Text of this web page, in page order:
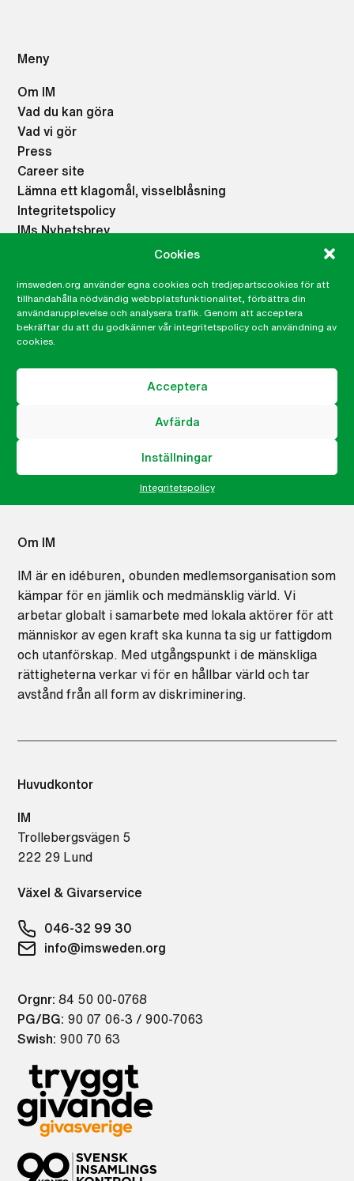
Cookies
imsweden.org använder egna cookies och tredjepartscookies för att
tillhandahålla nödvändig webbplatsfunktionalitet, förbättra din
användarupplevelse och analysera trafik. Genom att acceptera
bekräftar du att du godkänner vår integritetspolicy och användning av
cookies.
Acceptera
Avfärda
Inställningar
Integritetspolicy
Meny
Om IM
Vad du kan göra
Vad vi gör
Press
Career site
Lämna ett klagomål, visselblåsning
Integritetspolicy
IMs Nyhetsbrev
Våra lokalkontor
Lokalkontor Göteborg
LinkedIn
Om IM
IM är en idéburen, obunden medlemsorganisation som
kämpar för en jämlik och medmänsklig värld. Vi
arbetar globalt i samarbete med lokala aktörer för att
människor av egen kraft ska kunna ta sig ur fattigdom
och utanförskap. Med utgångspunkt i de mänskliga
rättigheterna verkar vi för en hållbar värld och tar
avstånd från all form av diskriminering.
Huvudkontor
IM
Trollebergsvägen 5
222 29 Lund
Växel & Givarservice
046-32 99 30
info@imsweden.org
Orgnr: 84 50 00-0768
PG/BG: 90 07 06-3 / 900-7063
Swish: 900 70 63